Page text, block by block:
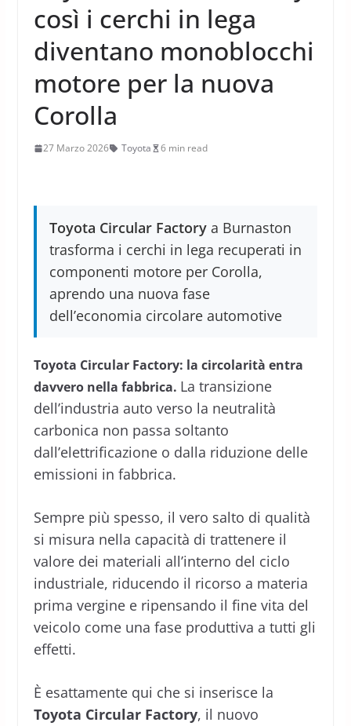
così i cerchi in lega
diventano monoblocchi
motore per la nuova
Corolla
27 Marzo 2026 Toyota 6 min read
Toyota Circular Factorya Burnaston
trasforma i cerchi in lega recuperati in
componenti motore per Corolla,
aprendo una nuova fase
dell’economia circolare automotive
Toyota Circular Factory: la circolarità entra
davvero nella fabbrica. La transizione
dell’industria auto verso la neutralità
carbonica non passa soltanto
dall’elettrificazione o dalla riduzione delle
emissioni in fabbrica.
Sempre più spesso, il vero salto di qualità
si misura nella capacità di trattenere il
valore dei materiali all’interno del ciclo
industriale, riducendo il ricorso a materia
prima vergine e ripensando il fine vita del
veicolo come una fase produttiva a tutti gli
effetti.
È esattamente qui che si inserisce la
Toyota Circular Factory, il nuovo